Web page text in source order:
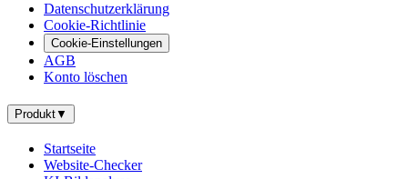
Datenschutzerklärung
Cookie-Richtlinie
Cookie-Einstellungen
AGB
Konto löschen
Produkt▼
Startseite
Website-Checker